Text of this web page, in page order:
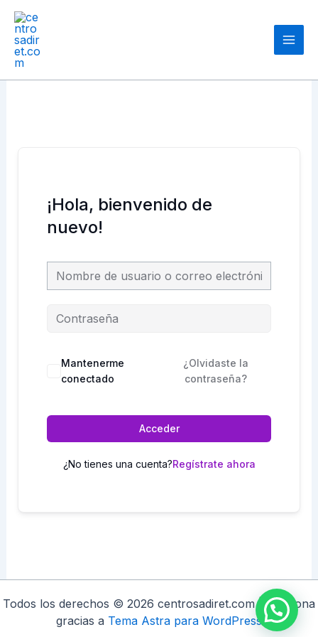
contenido
¡Hola, bienvenido de
nuevo!
Mantenerme
conectado
¿Olvidaste la
contraseña?
Acceder
¿No tienes una cuenta?Regístrate ahora
Todos los derechos © 2026 centrosadiret.com | Funciona
gracias a Tema Astra para WordPress